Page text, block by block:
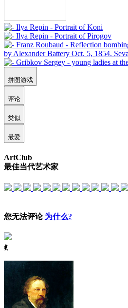
拼图游戏
评论
类似
最爱
ArtClub
最佳当代艺术家
您无法评论 为什么?
ꈅ